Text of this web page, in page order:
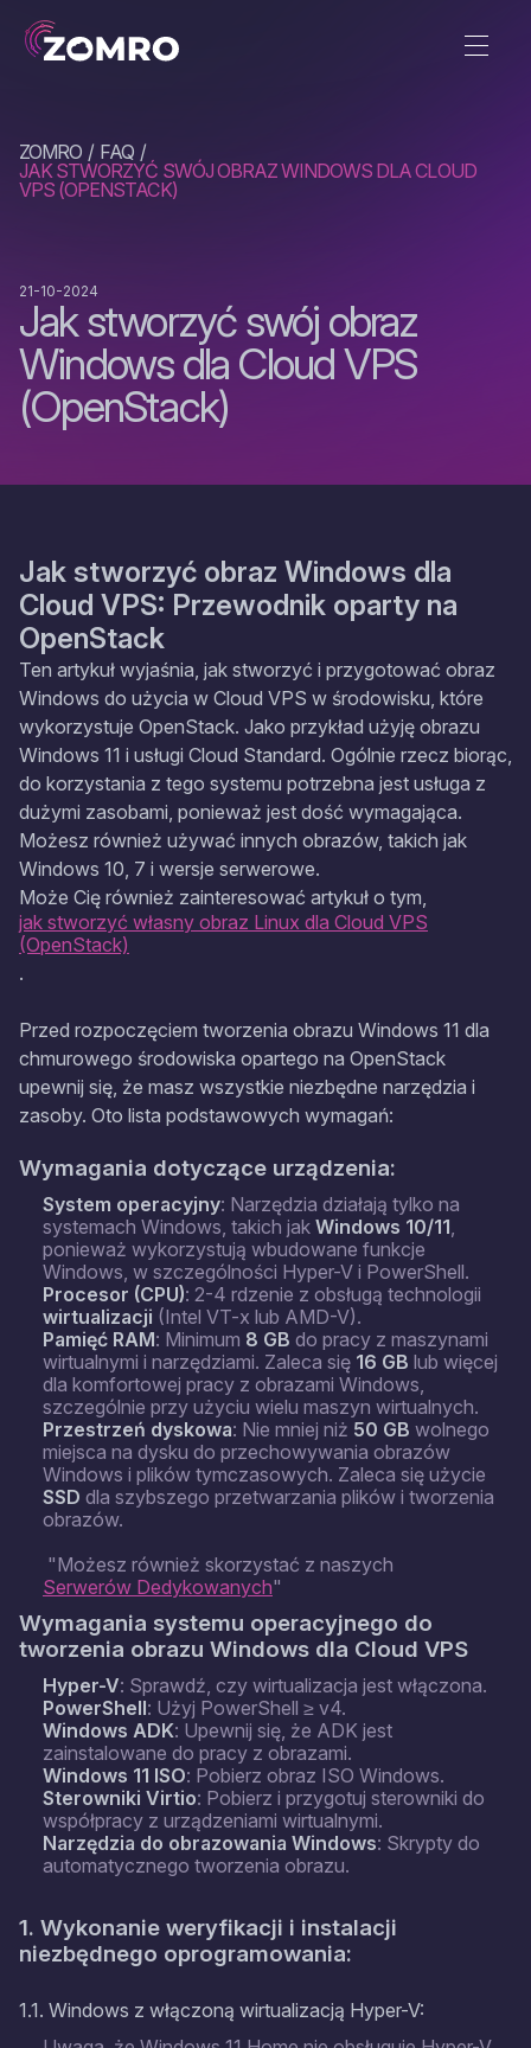
ZOMRO
FAQ
JAK STWORZYĆ SWÓJ OBRAZ WINDOWS DLA CLOUD
VPS (OPENSTACK)
Jak stworzyć swój obraz
Windows dla Cloud VPS
(OpenStack)
21-10-2024
Jak stworzyć obraz Windows dla
Cloud VPS: Przewodnik oparty na
OpenStack
Ten artykuł wyjaśnia, jak stworzyć i przygotować obraz
Windows do użycia w Cloud VPS w środowisku, które
wykorzystuje OpenStack. Jako przykład użyję obrazu
Windows 11 i usługi Cloud Standard. Ogólnie rzecz biorąc,
do korzystania z tego systemu potrzebna jest usługa z
dużymi zasobami, ponieważ jest dość wymagająca.
Możesz również używać innych obrazów, takich jak
Windows 10, 7 i wersje serwerowe.
Może Cię również zainteresować artykuł o tym,
jak stworzyć własny obraz Linux dla Cloud VPS
(OpenStack)
.
Przed rozpoczęciem tworzenia obrazu Windows 11 dla
chmurowego środowiska opartego na OpenStack
upewnij się, że masz wszystkie niezbędne narzędzia i
zasoby. Oto lista podstawowych wymagań:
Wymagania dotyczące urządzenia:
System operacyjny: Narzędzia działają tylko na
systemach Windows, takich jak Windows 10/11,
ponieważ wykorzystują wbudowane funkcje
Windows, w szczególności Hyper-V i PowerShell.
Procesor (CPU): 2-4 rdzenie z obsługą technologii
wirtualizacji (Intel VT-x lub AMD-V).
Pamięć RAM: Minimum 8 GB do pracy z maszynami
wirtualnymi i narzędziami. Zaleca się 16 GB lub więcej
dla komfortowej pracy z obrazami Windows,
szczególnie przy użyciu wielu maszyn wirtualnych.
Przestrzeń dyskowa: Nie mniej niż 50 GB wolnego
miejsca na dysku do przechowywania obrazów
Windows i plików tymczasowych. Zaleca się użycie
SSD dla szybszego przetwarzania plików i tworzenia
obrazów.
"Możesz również skorzystać z naszych
Serwerów Dedykowanych"
Wymagania systemu operacyjnego do
tworzenia obrazu Windows dla Cloud VPS
Hyper-V: Sprawdź, czy wirtualizacja jest włączona.
PowerShell: Użyj PowerShell ≥ v4.
Windows ADK: Upewnij się, że ADK jest
zainstalowane do pracy z obrazami.
Windows 11 ISO: Pobierz obraz ISO Windows.
Sterowniki Virtio: Pobierz i przygotuj sterowniki do
współpracy z urządzeniami wirtualnymi.
Narzędzia do obrazowania Windows: Skrypty do
automatycznego tworzenia obrazu.
1. Wykonanie weryfikacji i instalacji
niezbędnego oprogramowania:
1.1. Windows z włączoną wirtualizacją Hyper-V: